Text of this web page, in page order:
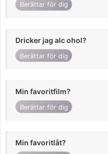
Berättar för dig
Dricker jag alc ohol?
Berättar för dig
Min favoritfilm?
Berättar för dig
Min favoritlåt?